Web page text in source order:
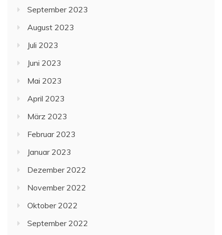
September 2023
August 2023
Juli 2023
Juni 2023
Mai 2023
April 2023
März 2023
Februar 2023
Januar 2023
Dezember 2022
November 2022
Oktober 2022
September 2022